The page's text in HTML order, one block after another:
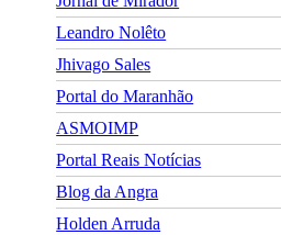
Leandro Nolêto
Jhivago Sales
Portal do Maranhão
ASMOIMP
Portal Reais Notí­cias
Blog da Angra
Holden Arruda